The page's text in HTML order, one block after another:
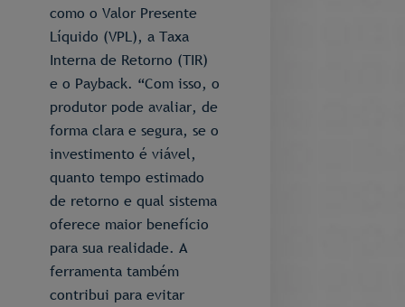
como o Valor Presente
Líquido (VPL), a Taxa
Interna de Retorno (TIR)
e o Payback. “Com isso, o
produtor pode avaliar, de
forma clara e segura, se o
investimento é viável,
quanto tempo estimado
de retorno e qual sistema
oferece maior benefício
para sua realidade. A
ferramenta também
contribui para evitar